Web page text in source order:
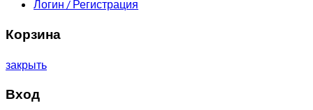
Логин / Регистрация
Корзина
закрыть
Вход